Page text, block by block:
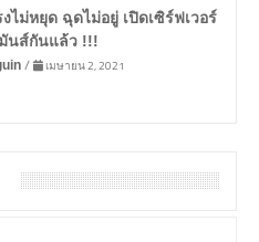
งไม่หยุด ฉุดไม่อยู่ เปิดเซิร์ฟเวอร์
นส์กันแล้ว !!!
/ เมษายน 2, 2021